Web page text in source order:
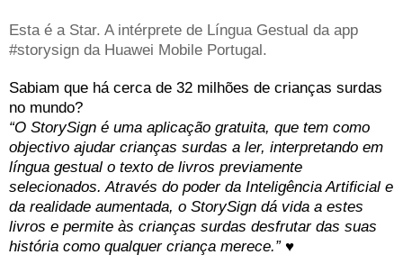
Esta é a Star. A intérprete de Língua Gestual da app
#storysign da Huawei Mobile Portugal.
Sabiam que há cerca de 32 milhões de crianças surdas
no mundo?
“O StorySign é uma aplicação gratuita, que tem como
objectivo ajudar crianças surdas a ler, interpretando em
língua gestual o texto de livros previamente
selecionados. Através do poder da Inteligência Artificial e
da realidade aumentada, o StorySign dá vida a estes
livros e permite às crianças surdas desfrutar das suas
história como qualquer criança merece.” ♥